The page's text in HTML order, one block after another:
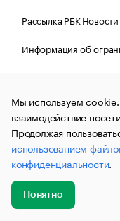
Рассылка РБК Новости
Информация об
Правовая информация
© АО
и материалы
(зарегистрировано
связи,
коммуникаций
№ФС77-63848)
публикации могут
не предназначенную
до 18 лет.
Мы используем cookie.
взаимодействие
Продолжая
использованием
конфиденциальности.
Понятно